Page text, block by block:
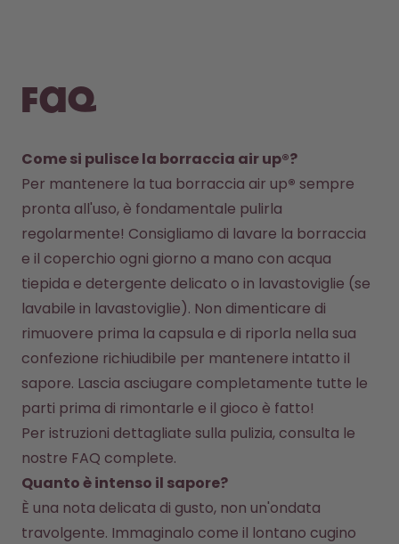
FAQ
Come si pulisce la borraccia air up®?
Per mantenere la tua borraccia air up® sempre
pronta all'uso, è fondamentale pulirla
regolarmente! Consigliamo di lavare la borraccia
e il coperchio ogni giorno a mano con acqua
tiepida e detergente delicato o in lavastoviglie (se
lavabile in lavastoviglie). Non dimenticare di
rimuovere prima la capsula e di riporla nella sua
confezione richiudibile per mantenere intatto il
sapore. Lascia asciugare completamente tutte le
parti prima di rimontarle e il gioco è fatto!
Per istruzioni dettagliate sulla pulizia, consulta le
nostre FAQ complete.
Quanto è intenso il sapore?
È una nota delicata di gusto, non un'ondata
travolgente. Immaginalo come il lontano cugino